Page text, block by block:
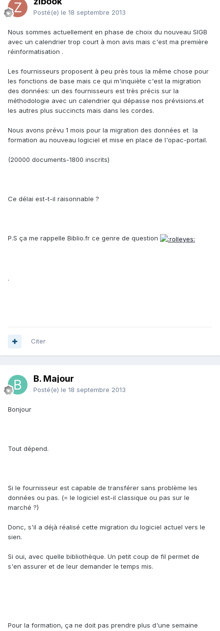
Posté(e) le 18 septembre 2013
Nous sommes actuellement en phase de choix du nouveau SIGB
avec un calendrier trop court à mon avis mais c'est ma première
réinformatisation .
Les fournisseurs proposent à peu près tous la même chose pour
les fonctions de base mais ce qui m'inquiète c'est la migration
des données: un des fournisseurs est très précis sur la
méthodologie avec un calendrier qui dépasse nos prévisions.et
les autres plus succincts mais dans les cordes.
Nous avons prévu 1 mois pour la migration des données et la
formation au nouveau logiciel et mise en place de l'opac-portail.
(20000 documents-1800 inscrits)
Ce délai est-t-il raisonnable ?
P.S ça me rappelle Biblio.fr ce genre de question
.
Citer
B. Majour
Posté(e) le 18 septembre 2013
Bonjour
Tout dépend.
Si le fournisseur est capable de transférer sans problème les
données ou pas. (= le logiciel est-il classique ou pas sur le
marché ?)
Donc, s'il a déjà réalisé cette migration du logiciel actuel vers le
sien.
Si oui, avec quelle bibliothèque. Un petit coup de fil permet de
s'en assurer et de leur demander le temps mis.
Pour la formation, ça ne doit pas prendre plus d'une semaine